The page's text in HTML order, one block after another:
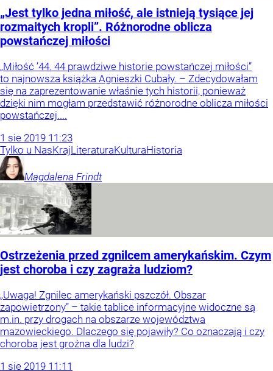
„Jest tylko jedna miłość, ale istnieją tysiące jej
rozmaitych kropli”. Różnorodne oblicza
powstańczej miłości
„Miłość ’44. 44 prawdziwe historie powstańczej miłości”
to najnowsza książka Agnieszki Cubały. – Zdecydowałam
się na zaprezentowanie właśnie tych historii, ponieważ
dzięki nim mogłam przedstawić różnorodne oblicza miłości
powstańczej....
1 sie 2019 11:23
Tylko u NasKrajLiteraturaKulturaHistoria
Magdalena Frindt
Ostrzeżenia przed zgnilcem amerykańskim. Czym
jest choroba i czy zagraża ludziom?
„Uwaga! Zgnilec amerykański pszczół. Obszar
zapowietrzony” – takie tablice informacyjne widoczne są
m.in. przy drogach na obszarze województwa
mazowieckiego. Dlaczego się pojawiły? Co oznaczają i czy
choroba jest groźna dla ludzi?
1 sie 2019 11:11